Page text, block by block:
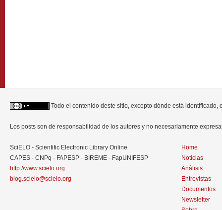
Todo el contenido deste sitio, excepto dónde está identificado,
Los posts son de responsabilidad de los autores y no necesariamente
SciELO - Scientific Electronic Library Online
CAPES - CNPq - FAPESP - BIREME - FapUNIFESP
http://www.scielo.org
blog.scielo@scielo.org
Home
Noticias
Análisis
Entrevistas
Documentos
Newsletter